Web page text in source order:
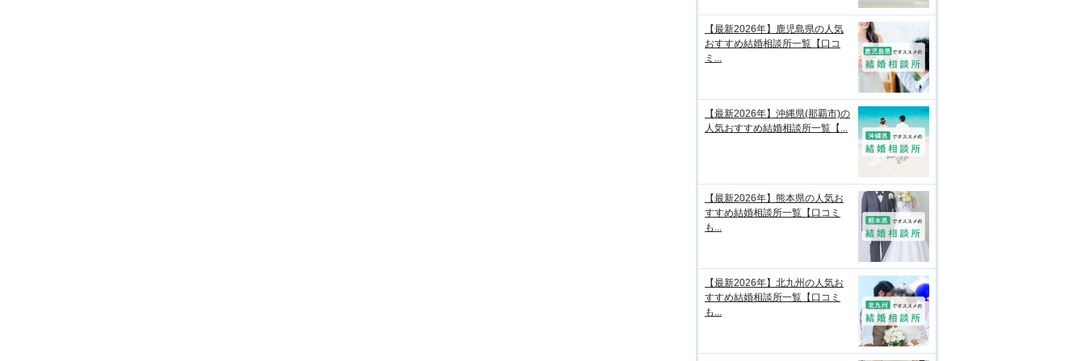
【最新2026年】鹿児島県の人気
おすすめ結婚相談所一覧【口コ
ミ...
【最新2026年】沖縄県(那覇市)の
人気おすすめ結婚相談所一覧【...
【最新2026年】熊本県の人気お
すすめ結婚相談所一覧【口コミ
も...
【最新2026年】北九州の人気お
すすめ結婚相談所一覧【口コミ
も...